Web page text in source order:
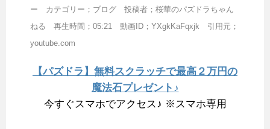
ー カテゴリー；ブログ 投稿者；桜華のパズドラちゃん
ねる 再生時間；05:21 動画ID；YXgkKaFqxjk 引用元；
youtube.com
【パズドラ】無料スクラッチで最高２万円の
魔法石プレゼント♪
今すぐスマホでアクセス♪ ※スマホ専用